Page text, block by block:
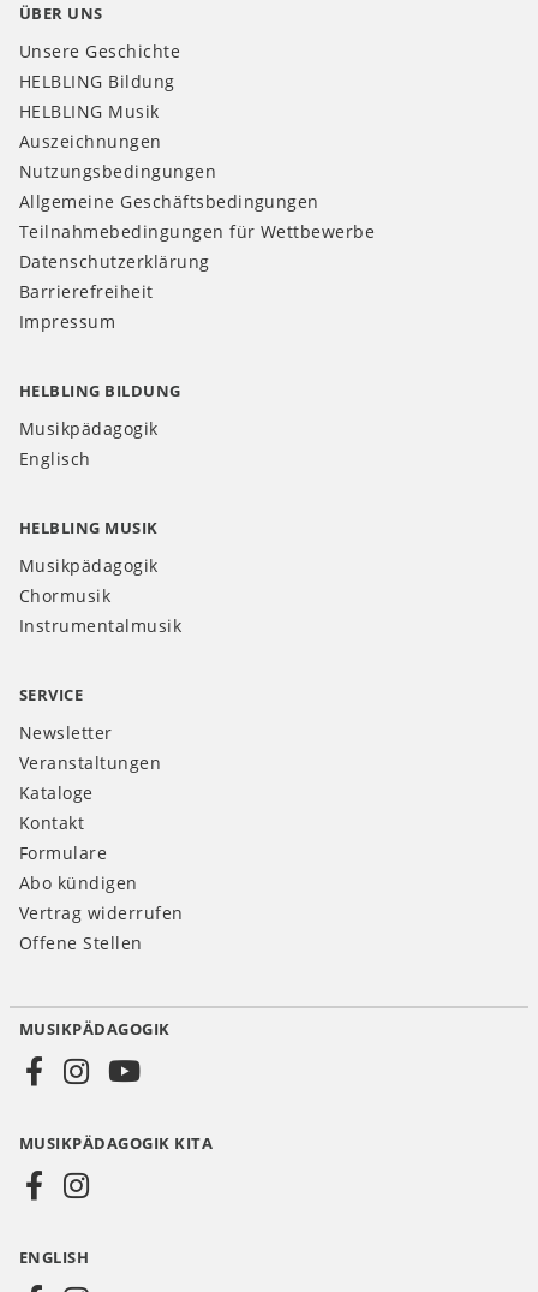
ÜBER UNS
Unsere Geschichte
HELBLING Bildung
HELBLING Musik
Auszeichnungen
Nutzungsbedingungen
Allgemeine Geschäftsbedingungen
Teilnahmebedingungen für Wettbewerbe
Datenschutzerklärung
Barrierefreiheit
Impressum
HELBLING BILDUNG
Musikpädagogik
Englisch
HELBLING MUSIK
Musikpädagogik
Chormusik
Instrumentalmusik
SERVICE
Newsletter
Veranstaltungen
Kataloge
Kontakt
Formulare
Abo kündigen
Vertrag widerrufen
Offene Stellen
Social
Media
DE
MUSIKPÄDAGOGIK
MUSIKPÄDAGOGIK KITA
ENGLISH